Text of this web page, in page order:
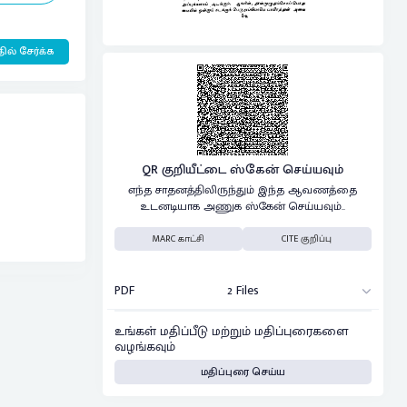
சேர்க்க
QR குறியீட்டை ஸ்கேன் செய்யவும்
எந்த சாதனத்திலிருந்தும் இந்த ஆவணத்தை
உடனடியாக அணுக ஸ்கேன் செய்யவும்..
MARC காட்சி CITE குறிப்பு
PDF 2 Files
உங்கள் மதிப்பீடு மற்றும் மதிப்புரைகளை
வழங்கவும்
மதிப்புரை செய்ய